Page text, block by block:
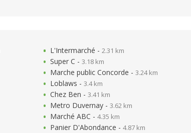
L'Intermarché - 2.31 km
Super C - 3.18 km
Marche public Concorde - 3.24 km
Loblaws - 3.4 km
Chez Ben - 3.41 km
Metro Duvernay - 3.62 km
Marché ABC - 4.35 km
Panier D'Abondance - 4.87 km